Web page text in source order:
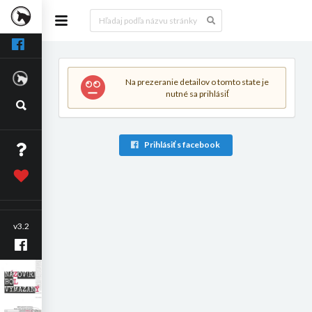
v3.2
Na prezeranie detailov o tomto state je
nutné sa prihlásiť
Prihlásiť s facebook